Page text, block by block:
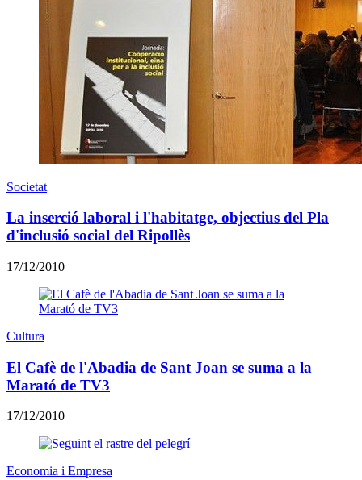
Societat
La inserció laboral i l'habitatge, objectius del Pla
d'inclusió social del Ripollès
17/12/2010
Cultura
El Cafè de l'Abadia de Sant Joan se suma a la
Marató de TV3
17/12/2010
Economia i Empresa